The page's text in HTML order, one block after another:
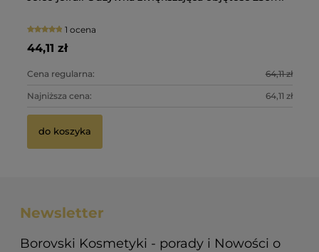
1 ocena
44,11 zł
Cena regularna: 64,11 zł
Najniższa cena: 64,11 zł
do koszyka
Newsletter
Borovski Kosmetyki - porady i Nowości o